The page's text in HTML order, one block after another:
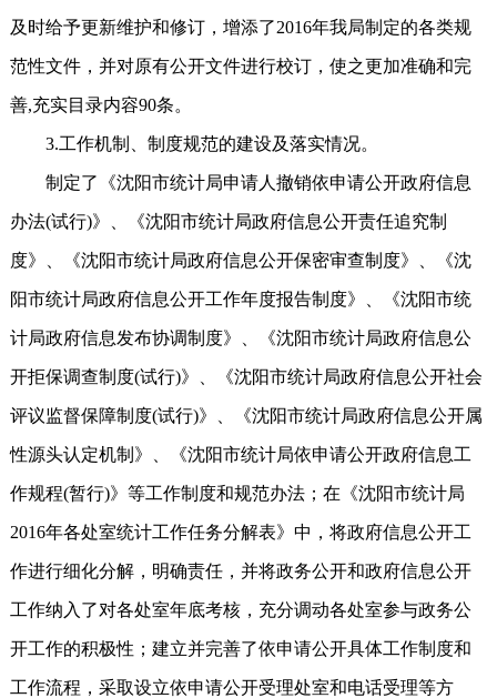
及时给予更新维护和修订，增添了2016年我局制定的各类规
范性文件，并对原有公开文件进行校订，使之更加准确和完
善,充实目录内容90条。
3.工作机制、制度规范的建设及落实情况。
制定了《沈阳市统计局申请人撤销依申请公开政府信息
办法(试行)》、《沈阳市统计局政府信息公开责任追究制
度》、《沈阳市统计局政府信息公开保密审查制度》、《沈
阳市统计局政府信息公开工作年度报告制度》、《沈阳市统
计局政府信息发布协调制度》、《沈阳市统计局政府信息公
开拒保调查制度(试行)》、《沈阳市统计局政府信息公开社会
评议监督保障制度(试行)》、《沈阳市统计局政府信息公开属
性源头认定机制》、《沈阳市统计局依申请公开政府信息工
作规程(暂行)》等工作制度和规范办法；在《沈阳市统计局
2016年各处室统计工作任务分解表》中，将政府信息公开工
作进行细化分解，明确责任，并将政务公开和政府信息公开
工作纳入了对各处室年底考核，充分调动各处室参与政务公
开工作的积极性；建立并完善了依申请公开具体工作制度和
工作流程，采取设立依申请公开受理处室和电话受理等方